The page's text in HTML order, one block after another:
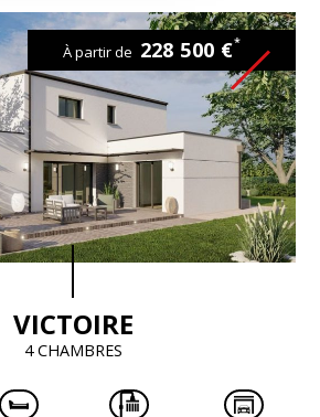
VICTOIRE
4 CHAMBRES
À partir de 228 500 €*